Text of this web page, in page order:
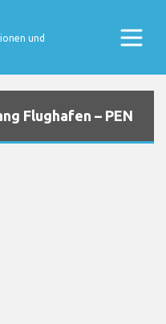
und
Flughafen – PEN